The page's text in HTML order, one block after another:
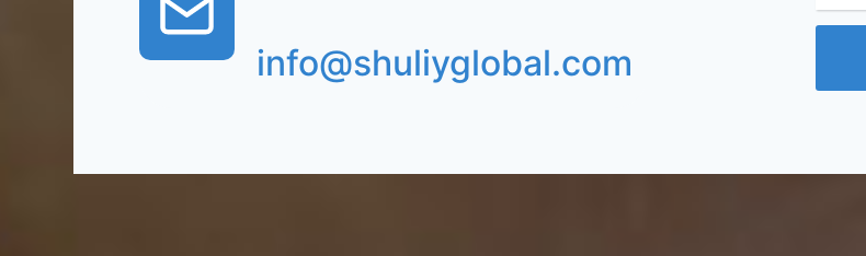
info@shuliyglobal.com